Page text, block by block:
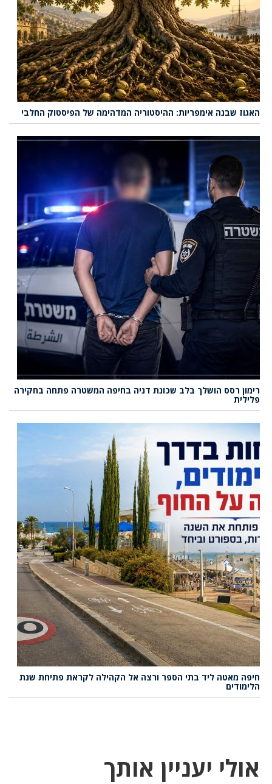
האגוז שבנה אימפריות: ההיסטוריה המדהימה של הפיסטוק החלבי
רימון רסס הושלך בלב שכונת דניה בחיפה המשטרה פתחה בחקירה
פלילית
חיפה מאטה ליד בתי הספר ורצה אל הקהילה לקראת פתיחת שנת
הלימודים
אולי יעניין אותך